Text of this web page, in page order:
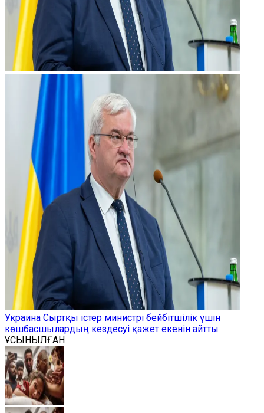
Украина Сыртқы істер министрі бейбітшілік үшін
көшбасшылардың кездесуі қажет екенін айтты
ҰСЫНЫЛҒАН